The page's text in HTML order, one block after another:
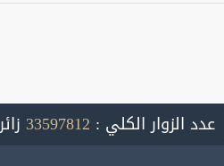
عدد الزوار الكلي : 33597812 زائر